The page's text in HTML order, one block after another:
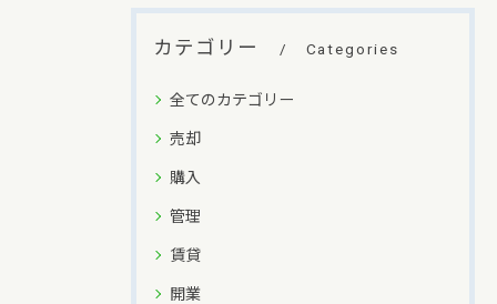
カテゴリー Categories
全てのカテゴリー
売却
購入
管理
賃貸
開業